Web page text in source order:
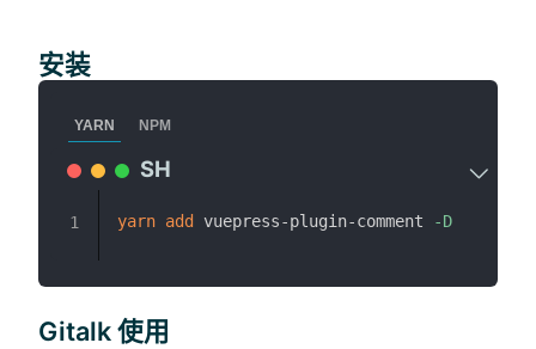
安装
YARN NPM
yarn add vuepress-plugin-comment -D
1
Gitalk 使用